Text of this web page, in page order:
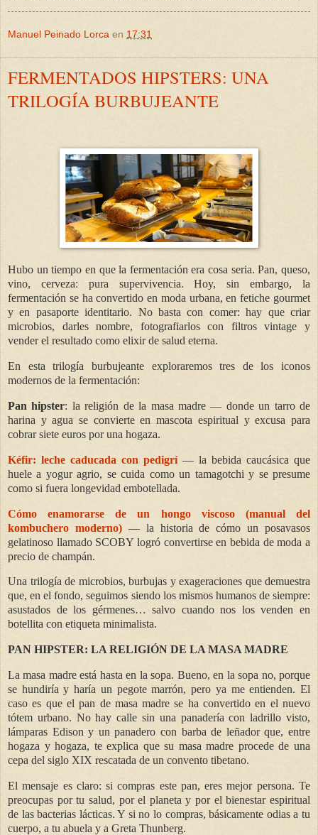
Manuel Peinado Lorca en 17:31
FERMENTADOS HIPSTERS: UNA
TRILOGÍA BURBUJEANTE
Hubo un tiempo en que la fermentación era cosa seria. Pan, queso,
vino, cerveza: pura supervivencia. Hoy, sin embargo, la
fermentación se ha convertido en moda urbana, en fetiche gourmet
y en pasaporte identitario. No basta con comer: hay que criar
microbios, darles nombre, fotografiarlos con filtros vintage y
vender el resultado como elixir de salud eterna.
En esta trilogía burbujeante exploraremos tres de los iconos
modernos de la fermentación:
Pan hipster: la religión de la masa madre — donde un tarro de
harina y agua se convierte en mascota espiritual y excusa para
cobrar siete euros por una hogaza.
Kéfir: leche caducada con pedigrí— la bebida caucásica que
huele a yogur agrio, se cuida como un tamagotchi y se presume
como si fuera longevidad embotellada.
Cómo enamorarse de un hongo viscoso (manual del
kombuchero moderno) — la historia de cómo un posavasos
gelatinoso llamado SCOBY logró convertirse en bebida de moda a
precio de champán.
Una trilogía de microbios, burbujas y exageraciones que demuestra
que, en el fondo, seguimos siendo los mismos humanos de siempre:
asustados de los gérmenes… salvo cuando nos los venden en
botellita con etiqueta minimalista.
PAN HIPSTER: LA RELIGIÓN DE LA MASA MADRE
La masa madre está hasta en la sopa. Bueno, en la sopa no, porque
se hundiría y haría un pegote marrón, pero ya me entienden. El
caso es que el pan de masa madre se ha convertido en el nuevo
tótem urbano. No hay calle sin una panadería con ladrillo visto,
lámparas Edison y un panadero con barba de leñador que, entre
hogaza y hogaza, te explica que su masa madre procede de una
cepa del siglo XIX rescatada de un convento tibetano.
El mensaje es claro: si compras este pan, eres mejor persona. Te
preocupas por tu salud, por el planeta y por el bienestar espiritual
de las bacterias lácticas. Y si no lo compras, básicamente odias a tu
cuerpo, a tu abuela y a Greta Thunberg.